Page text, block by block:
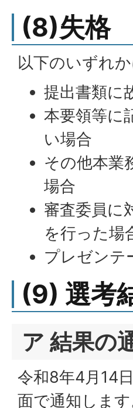
(8)失格
以下のいずれ
提出書類に
本要領等に
い場合
その他本業
場合
審査委員に
を行った場
プレゼンテ
(9) 選考
ア 結果の
令和8年4月14
面で通知します